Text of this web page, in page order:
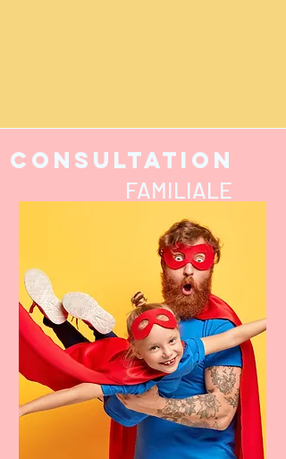
CONSULTATION
FAMILIALE